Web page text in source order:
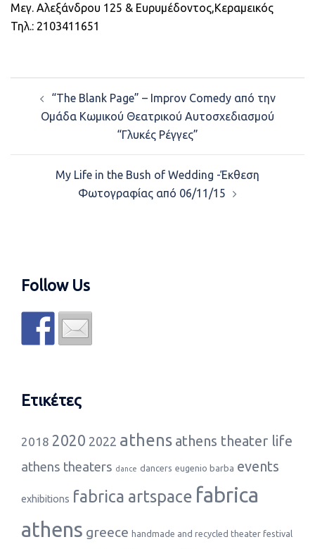
Μεγ. Αλεξάνδρου 125 & Ευρυμέδοντος,Κεραμεικός
Τηλ.: 2103411651
navigation
“The Blank Page” – Improv Comedy από την
Ομάδα Κωμικού Θεατρικού Αυτοσχεδιασμού
“Γλυκές Ρέγγες”
My Life in the Bush of Wedding -Έκθεση
Φωτογραφίας από 06/11/15
Follow Us
Ετικέτες
2018 2020 2022 athens athens theater life
athens theaters dance dancers eugenio barba events
exhibitions fabrica artspace fabrica
athens greece handmade and recycled theater festival